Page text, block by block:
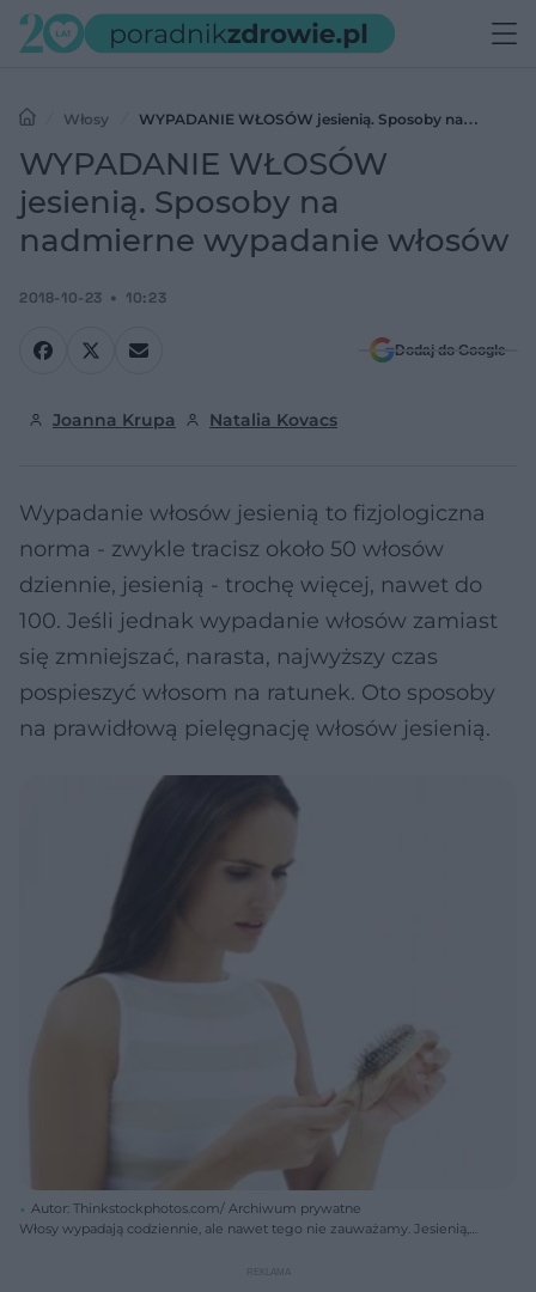
Włosy
WYPADANIE WŁOSÓW jesienią. Sposoby na
nadmierne wypadanie włosów
WYPADANIE WŁOSÓW
jesienią. Sposoby na
nadmierne wypadanie włosów
2018-10-23 10:23
Dodaj do Google
Joanna Krupa Natalia Kovacs
Wypadanie włosów jesienią to fizjologiczna
norma - zwykle tracisz około 50 włosów
dziennie, jesienią - trochę więcej, nawet do
100. Jeśli jednak wypadanie włosów zamiast
się zmniejszać, narasta, najwyższy czas
pospieszyć włosom na ratunek. Oto sposoby
na prawidłową pielęgnację włosów jesienią.
Autor: Thinkstockphotos.com/ Archiwum prywatne
Włosy wypadają codziennie, ale nawet tego nie zauważamy. Jesienią,
chorobą,a to proces całkowicie normalny.